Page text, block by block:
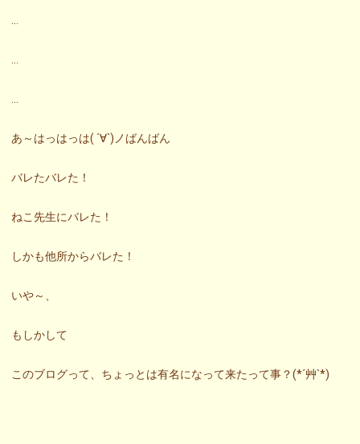
あ～はっはっは( ´∀`)ノばんばん
バレたバレた！
ねこ先生にバレた！
しかも他所からバレた！
いや～、
もしかして
このブログって、ちょっとは有名になって来たって事？(*´艸`*)